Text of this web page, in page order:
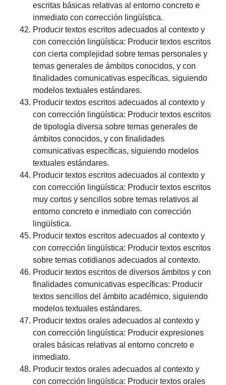
escritas básicas relativas al entorno concreto e
inmediato con corrección lingüística.
Producir textos escritos adecuados al contexto y
con corrección lingüística: Producir textos escritos
con cierta complejidad sobre temas personales y
temas generales de ámbitos conocidos, y con
finalidades comunicativas específicas, siguiendo
modelos textuales estándares.
Producir textos escritos adecuados al contexto y
con corrección lingüística: Producir textos escritos
de tipología diversa sobre temas generales de
ámbitos conocidos, y con finalidades
comunicativas específicas, siguiendo modelos
textuales estándares.
Producir textos escritos adecuados al contexto y
con corrección lingüística: Producir textos escritos
muy cortos y sencillos sobre temas relativos al
entorno concreto e inmediato con corrección
lingüística.
Producir textos escritos adecuados al contexto y
con corrección lingüística: Producir textos escritos
sobre temas cotidianos adecuados al contexto.
Producir textos escritos de diversos ámbitos y con
finalidades comunicativas específicas: Producir
textos sencillos del ámbito académico, siguiendo
modelos textuales estándares.
Producir textos orales adecuados al contexto y
con corrección lingüística: Producir expresiones
orales básicas relativas al entorno concreto e
inmediato.
Producir textos orales adecuados al contexto y
con corrección lingüística: Producir textos orales